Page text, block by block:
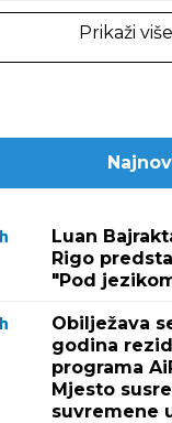
Prikaži
h
Luan
Rigo
"Pod
h
Obilježava
godina
programa
Mjesto
suvremene